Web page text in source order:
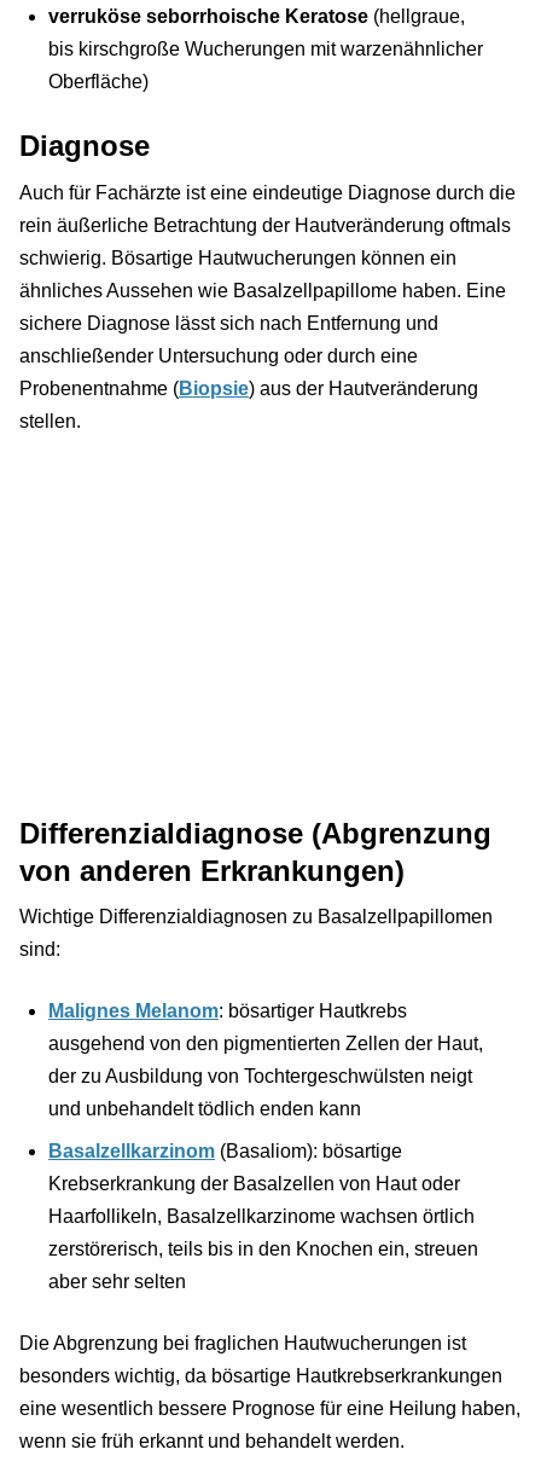
verruköse seborrhoische Keratose (hellgraue,
bis kirschgroße Wucherungen mit warzenähnlicher
Oberfläche)
Diagnose
Auch für Fachärzte ist eine eindeutige Diagnose durch die
rein äußerliche Betrachtung der Hautveränderung oftmals
schwierig. Bösartige Hautwucherungen können ein
ähnliches Aussehen wie Basalzellpapillome haben. Eine
sichere Diagnose lässt sich nach Entfernung und
anschließender Untersuchung oder durch eine
Probenentnahme (Biopsie) aus der Hautveränderung
stellen.
Differenzialdiagnose (Abgrenzung
von anderen Erkrankungen)
Wichtige Differenzialdiagnosen zu Basalzellpapillomen
sind:
Malignes Melanom: bösartiger Hautkrebs
ausgehend von den pigmentierten Zellen der Haut,
der zu Ausbildung von Tochtergeschwülsten neigt
und unbehandelt tödlich enden kann
Basalzellkarzinom (Basaliom): bösartige
Krebserkrankung der Basalzellen von Haut oder
Haarfollikeln, Basalzellkarzinome wachsen örtlich
zerstörerisch, teils bis in den Knochen ein, streuen
aber sehr selten
Die Abgrenzung bei fraglichen Hautwucherungen ist
besonders wichtig, da bösartige Hautkrebserkrankungen
eine wesentlich bessere Prognose für eine Heilung haben,
wenn sie früh erkannt und behandelt werden.